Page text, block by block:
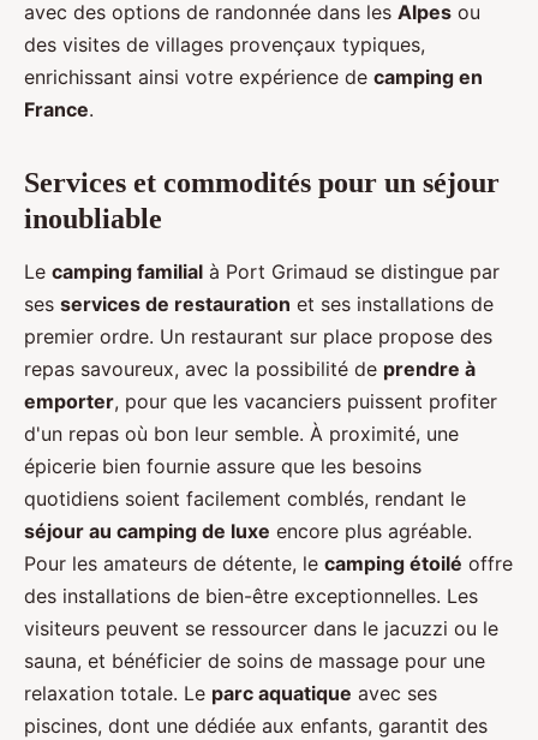
avec des options de randonnée dans les Alpes ou
des visites de villages provençaux typiques,
enrichissant ainsi votre expérience de camping en
France.
Services et commodités pour un séjour
inoubliable
Le camping familial à Port Grimaud se distingue par
ses services de restauration et ses installations de
premier ordre. Un restaurant sur place propose des
repas savoureux, avec la possibilité de prendre à
emporter, pour que les vacanciers puissent profiter
d'un repas où bon leur semble. À proximité, une
épicerie bien fournie assure que les besoins
quotidiens soient facilement comblés, rendant le
séjour au camping de luxe encore plus agréable.
Pour les amateurs de détente, le camping étoilé offre
des installations de bien-être exceptionnelles. Les
visiteurs peuvent se ressourcer dans le jacuzzi ou le
sauna, et bénéficier de soins de massage pour une
relaxation totale. Le parc aquatique avec ses
piscines, dont une dédiée aux enfants, garantit des